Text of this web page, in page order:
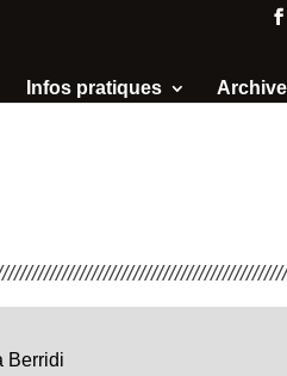
Infos pratiques
Berridi